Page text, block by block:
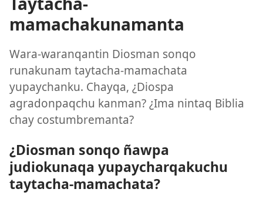
mamachakunamanta
Wara-waranqantin Diosman sonqo
runakunam taytacha-mamachata
yupaychanku. Chayqa, ¿Diospa
agradonpaqchu kanman? ¿Ima nintaq Biblia
chay costumbremanta?
¿Diosman sonqo ñawpa
judiokunaqa yupaycharqakuchu
taytacha-mamachata?